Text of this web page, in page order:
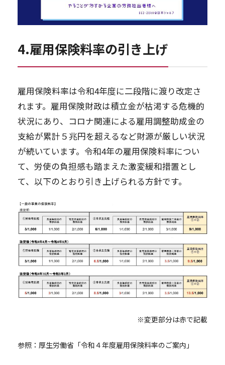
4.雇用保険料率の引き上げ
雇用保険料率は令和4年度に二段階に渡り改定さ
れます。雇用保険財政は積立金が枯渇する危機的
状況にあり、コロナ関連による雇用調整助成金の
支給が累計５兆円を超えるなど財源が厳しい状況
が続いています。令和4年の雇用保険料率につい
て、労使の負担感も踏まえた激変緩和措置とし
て、以下のとおり引き上げられる方針です。
※変更部分は赤で記載
参照：厚生労働省「令和４年度雇用保険料率のご案内」